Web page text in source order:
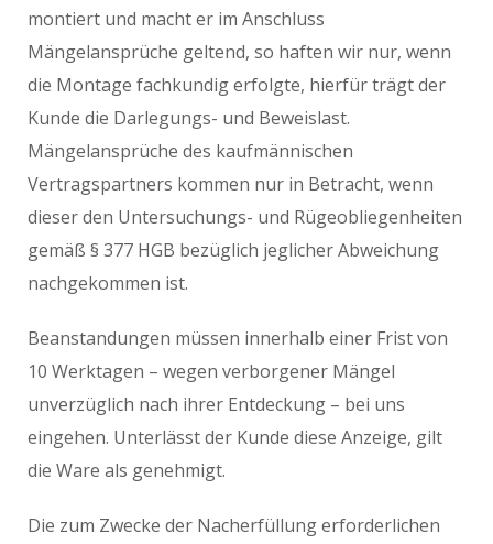
montiert und macht er im Anschluss
Mängelansprüche geltend, so haften wir nur, wenn
die Montage fachkundig erfolgte, hierfür trägt der
Kunde die Darlegungs- und Beweislast.
Mängelansprüche des kaufmännischen
Vertragspartners kommen nur in Betracht, wenn
dieser den Untersuchungs- und Rügeobliegenheiten
gemäß § 377 HGB bezüglich jeglicher Abweichung
nachgekommen ist.
Beanstandungen müssen innerhalb einer Frist von
10 Werktagen – wegen verborgener Mängel
unverzüglich nach ihrer Entdeckung – bei uns
eingehen. Unterlässt der Kunde diese Anzeige, gilt
die Ware als genehmigt.
Die zum Zwecke der Nacherfüllung erforderlichen